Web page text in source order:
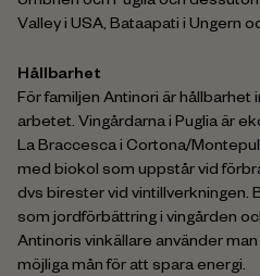
Valley i USA, Bataapati i Ungern
Hållbarhet
För familjen Antinori är hållbarhet
arbetet. Vingårdarna i Puglia är
La Braccesca i Cortona/
med biokol som uppstår vid
dvs birester vid vintillverkningen.
som jordförbättring i vingården
Antinoris vinkällare använder
möjliga mån för att spara energi.